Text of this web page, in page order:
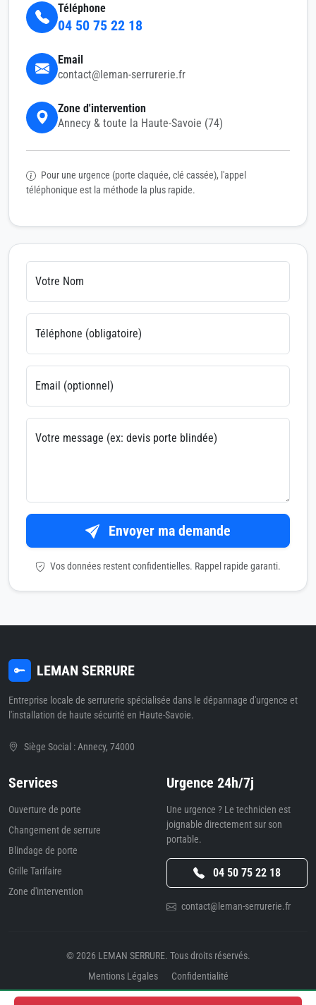
Téléphone
04 50 75 22 18
Email
contact@leman-serrurerie.fr
Zone d'intervention
Annecy & toute la Haute-Savoie (74)
Pour une urgence (porte claquée, clé cassée), l'appel
téléphonique est la méthode la plus rapide.
Votre Nom
Téléphone (obligatoire)
Email (optionnel)
Votre message (ex: devis porte blindée)
Envoyer ma demande
Vos données restent confidentielles. Rappel rapide garanti.
LEMAN SERRURE
Entreprise locale de serrurerie spécialisée dans le dépannage d'urgence et
l'installation de haute sécurité en Haute-Savoie.
Siège Social : Annecy, 74000
Services
Ouverture de porte
Changement de serrure
Blindage de porte
Grille Tarifaire
Zone d'intervention
Urgence 24h/7j
Une urgence ? Le technicien est
joignable directement sur son
portable.
04 50 75 22 18
contact@leman-serrurerie.fr
© 2026 LEMAN SERRURE. Tous droits réservés.
Mentions Légales
Confidentialité